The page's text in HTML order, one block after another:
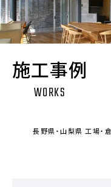
施工事例
WORKS
長野県・山梨県 工場・